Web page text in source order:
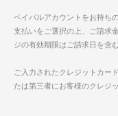
ペイパルアカウントをお持ち
支払いをご選択の上、ご請求
ジの有効期限はご請求日を含
ご入力されたクレジットカー
たは第三者にお客様のクレジ